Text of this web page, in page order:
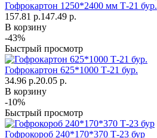
Гофрокартон 1250*2400 мм Т-21 бур.
157.81 р.147.49 р.
В корзину
-43%
Быстрый просмотр
Гофрокартон 625*1000 Т-21 бур.
34.96 р.20.05 р.
В корзину
-10%
Быстрый просмотр
Гофрокороб 240*170*370 Т-23 бур